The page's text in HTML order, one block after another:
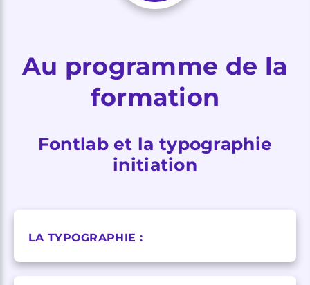
Au programme de la
formation
Fontlab et la typographie
initiation
LA TYPOGRAPHIE :